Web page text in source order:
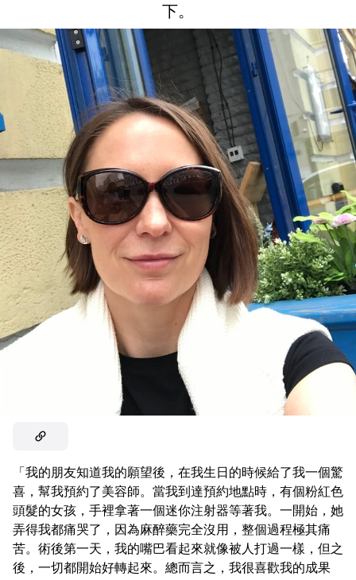
下。
「我的朋友知道我的願望後，在我生日的時候給了我一個驚
喜，幫我預約了美容師。當我到達預約地點時，有個粉紅色
頭髮的女孩，手裡拿著一個迷你注射器等著我。一開始，她
弄得我都痛哭了，因為麻醉藥完全沒用，整個過程極其痛
苦。術後第一天，我的嘴巴看起來就像被人打過一樣，但之
後，一切都開始好轉起來。總而言之，我很喜歡我的成果